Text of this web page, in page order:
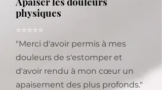
physiques
⭐⭐⭐⭐⭐
"Merci d'avoir permis à mes
douleurs de s'estomper et
d'avoir rendu à mon cœur un
apaisement des plus profonds."